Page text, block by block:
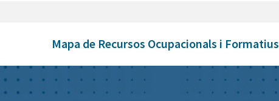
Mapa de Recursos Ocupacionals i Formatius